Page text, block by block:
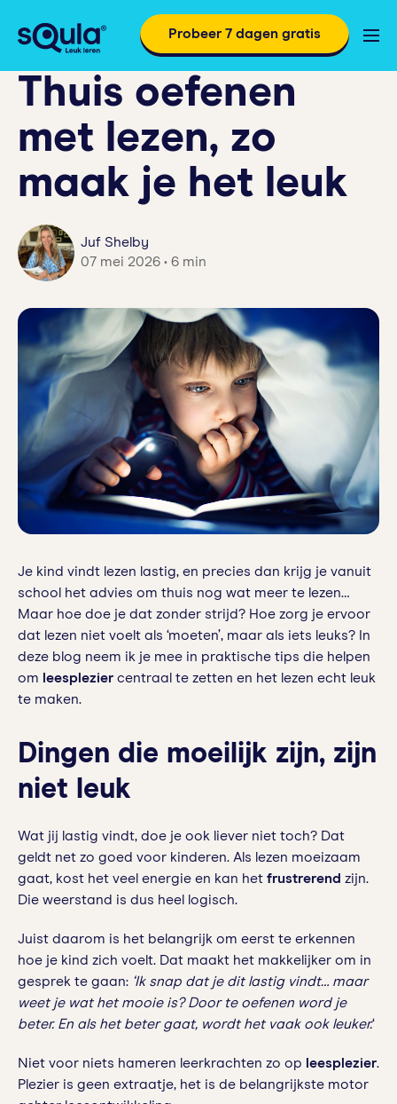
Probeer 7 dagen gratis
Thuis oefenen
met lezen, zo
maak je het leuk
Juf Shelby
07 mei 2026 • 6 min
Je kind vindt lezen lastig, en precies dan krijg je vanuit
school het advies om thuis nog wat meer te lezen…
Maar hoe doe je dat zonder strijd? Hoe zorg je ervoor
dat lezen niet voelt als ‘moeten’, maar als iets leuks? In
deze blog neem ik je mee in praktische tips die helpen
om leesplezier centraal te zetten en het lezen echt leuk
te maken.
Dingen die moeilijk zijn, zijn
niet leuk
Wat jij lastig vindt, doe je ook liever niet toch? Dat
geldt net zo goed voor kinderen. Als lezen moeizaam
gaat, kost het veel energie en kan het frustrerend zijn.
Die weerstand is dus heel logisch.
Juist daarom is het belangrijk om eerst te erkennen
hoe je kind zich voelt. Dat maakt het makkelijker om in
gesprek te gaan: ‘Ik snap dat je dit lastig vindt… maar
weet je wat het mooie is? Door te oefenen word je
beter. En als het beter gaat, wordt het vaak ook leuker.‘
Niet voor niets hameren leerkrachten zo op leesplezier.
Plezier is geen extraatje, het is de belangrijkste motor